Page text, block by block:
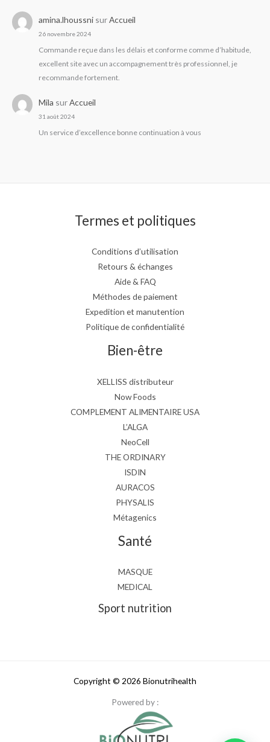
amina.lhoussni surAccueil
26 novembre 2024
Commande reçue dans les délais et conforme comme d’habitude,
excellent site avec un accompagnement très professionnel, je
recommande fortement.
Mila surAccueil
31 août 2024
Un service d’excellence bonne continuation à vous
Termes et politiques
Conditions d’utilisation
Retours & échanges
Aide & FAQ
Méthodes de paiement
Expedition et manutention
Politique de confidentialité
Bien-être
XELLISS distributeur
Now Foods
COMPLEMENT ALIMENTAIRE USA
L’ALGA
NeoCell
THE ORDINARY
ISDIN
AURACOS
PHYSALIS
Métagenics
Santé
MASQUE
MEDICAL
Sport nutrition
Copyright © 2026 Bionutrihealth
Powered by :